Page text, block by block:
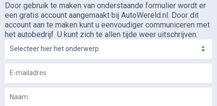
Door gebruik te maken van onderstaande formulier wordt er
een gratis account aangemaakt bij AutoWereld.nl. Door dit
account aan te maken kunt u eenvoudiger communiceren met
het autobedrijf. U kunt zich te allen tijde weer uitschrijven.
Selecteer hier het onderwerp